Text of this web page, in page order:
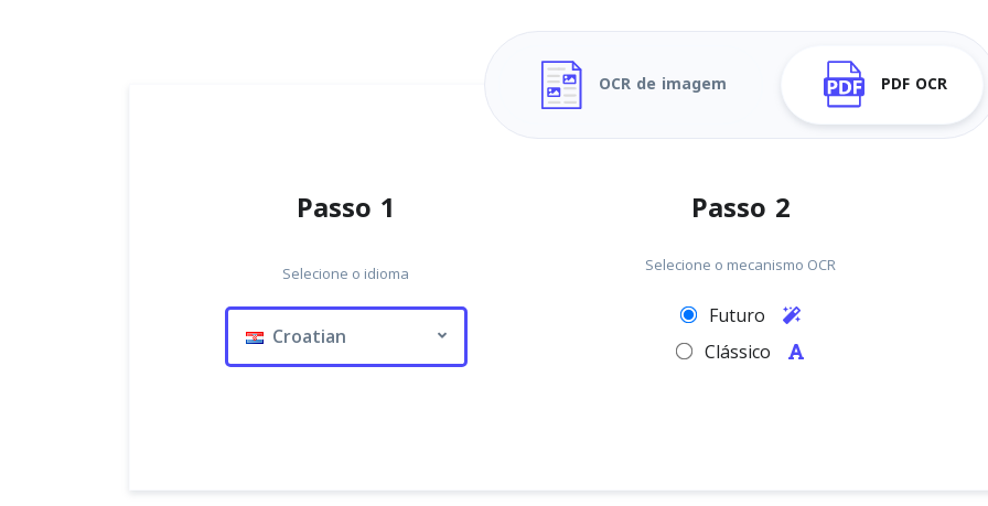
OCR de imagem PDF OCR
Passo 1
Selecione o idioma
Croatian
Passo 2
Selecione o mecanismo OCR
Futuro
Clássico